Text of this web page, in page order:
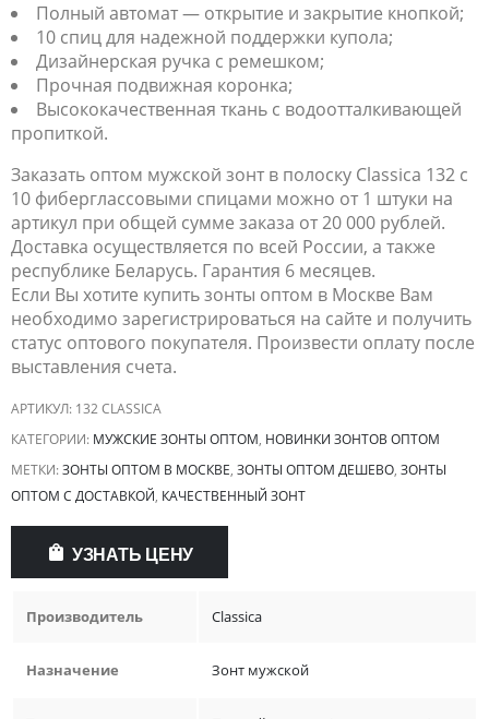
Полный автомат — открытие и закрытие кнопкой;
10 спиц для надежной поддержки купола;
Дизайнерская ручка с ремешком;
Прочная подвижная коронка;
Высококачественная ткань с водоотталкивающей
пропиткой.
Заказать оптом мужской зонт в полоску Classica 132 с
10 фиберглассовыми спицами можно от 1 штуки на
артикул при общей сумме заказа от 20 000 рублей.
Доставка осуществляется по всей России, а также
республике Беларусь. Гарантия 6 месяцев.
Если Вы хотите купить зонты оптом в Москве Вам
необходимо зарегистрироваться на сайте и получить
статус оптового покупателя. Произвести оплату после
выставления счета.
АРТИКУЛ: 132 CLASSICA
КАТЕГОРИИ: МУЖСКИЕ ЗОНТЫ ОПТОМ, НОВИНКИ ЗОНТОВ ОПТОМ
МЕТКИ:ЗОНТЫ ОПТОМ В МОСКВЕ, ЗОНТЫ ОПТОМ ДЕШЕВО, ЗОНТЫ
ОПТОМ С ДОСТАВКОЙ, КАЧЕСТВЕННЫЙ ЗОНТ
УЗНАТЬ ЦЕНУ
Производитель Classica
Назначение Зонт мужской